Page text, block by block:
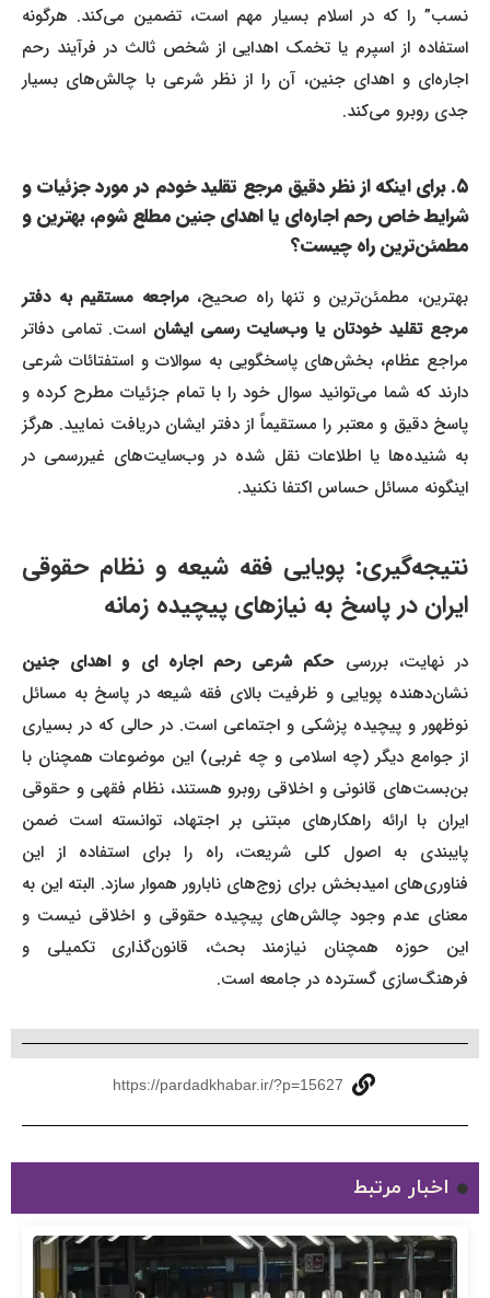
نسب” را که در اسلام بسیار مهم است، تضمین می‌کند. هرگونه
استفاده از اسپرم یا تخمک اهدایی از شخص ثالث در فرآیند رحم
اجاره‌ای و اهدای جنین، آن را از نظر شرعی با چالش‌های بسیار
جدی روبرو می‌کند.
۵. برای اینکه از نظر دقیق مرجع تقلید خودم در مورد جزئیات و
شرایط خاص رحم اجاره‌ای یا اهدای جنین مطلع شوم، بهترین و
مطمئن‌ترین راه چیست؟
بهترین، مطمئن‌ترین و تنها راه صحیح،مراجعه مستقیم به دفتر
مرجع تقلید خودتان یا وب‌سایت رسمی ایشاناست. تمامی دفاتر
مراجع عظام، بخش‌های پاسخگویی به سوالات و استفتائات شرعی
دارند که شما می‌توانید سوال خود را با تمام جزئیات مطرح کرده و
پاسخ دقیق و معتبر را مستقیماً از دفتر ایشان دریافت نمایید. هرگز
به شنیده‌ها یا اطلاعات نقل شده در وب‌سایت‌های غیررسمی در
اینگونه مسائل حساس اکتفا نکنید.
نتیجه‌گیری: پویایی فقه شیعه و نظام حقوقی
ایران در پاسخ به نیازهای پیچیده زمانه
در نهایت، بررسیحکم شرعی رحم اجاره ای و اهدای جنین
نشان‌دهنده پویایی و ظرفیت بالای فقه شیعه در پاسخ به مسائل
نوظهور و پیچیده پزشکی و اجتماعی است. در حالی که در بسیاری
از جوامع دیگر (چه اسلامی و چه غربی) این موضوعات همچنان با
بن‌بست‌های قانونی و اخلاقی روبرو هستند، نظام فقهی و حقوقی
ایران با ارائه راهکارهای مبتنی بر اجتهاد، توانسته است ضمن
پایبندی به اصول کلی شریعت، راه را برای استفاده از این
فناوری‌های امیدبخش برای زوج‌های نابارور هموار سازد. البته این به
معنای عدم وجود چالش‌های پیچیده حقوقی و اخلاقی نیست و
این حوزه همچنان نیازمند بحث، قانون‌گذاری تکمیلی و
فرهنگ‌سازی گسترده در جامعه است.
https://pardadkhabar.ir/?p=15627
اخبار مرتبط